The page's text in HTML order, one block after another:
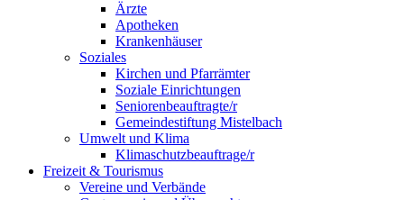
Ärzte
Apotheken
Krankenhäuser
Soziales
Kirchen und Pfarrämter
Soziale Einrichtungen
Seniorenbeauftragte/r
Gemeindestiftung Mistelbach
Umwelt und Klima
Klimaschutzbeauftrage/r
Freizeit & Tourismus
Vereine und Verbände